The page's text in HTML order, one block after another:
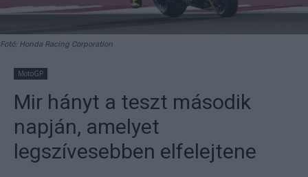
Fotó: Honda Racing Corporation
MotoGP
Mir hányt a teszt második
napján, amelyet
legszívesebben elfelejtene